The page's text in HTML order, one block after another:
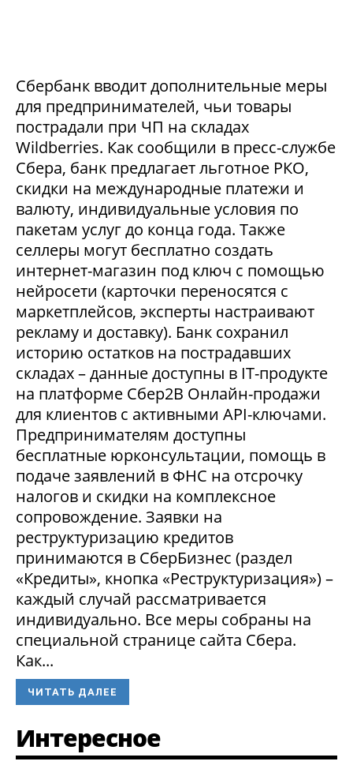
Сбербанк вводит дополнительные меры
для предпринимателей, чьи товары
пострадали при ЧП на складах
Wildberries. Как сообщили в пресс-службе
Сбера, банк предлагает льготное РКО,
скидки на международные платежи и
валюту, индивидуальные условия по
пакетам услуг до конца года. Также
селлеры могут бесплатно создать
интернет-магазин под ключ с помощью
нейросети (карточки переносятся с
маркетплейсов, эксперты настраивают
рекламу и доставку). Банк сохранил
историю остатков на пострадавших
складах – данные доступны в IT-продукте
на платформе Сбер2В Онлайн-продажи
для клиентов с активными API-ключами.
Предпринимателям доступны
бесплатные юрконсультации, помощь в
подаче заявлений в ФНС на отсрочку
налогов и скидки на комплексное
сопровождение. Заявки на
реструктуризацию кредитов
принимаются в СберБизнес (раздел
«Кредиты», кнопка «Реструктуризация») –
каждый случай рассматривается
индивидуально. Все меры собраны на
специальной странице сайта Сбера.
Как...
ЧИТАТЬ ДАЛЕЕ
Интересное